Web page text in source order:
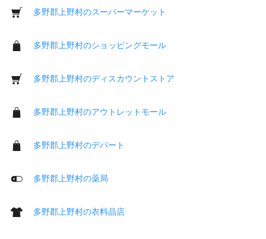
多野郡上野村のスーパーマーケット
多野郡上野村のショッピングモール
多野郡上野村のディスカウントストア
多野郡上野村のアウトレットモール
多野郡上野村のデパート
多野郡上野村の薬局
多野郡上野村の衣料品店